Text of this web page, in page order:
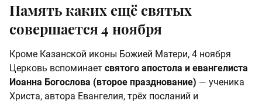
Память каких ещё святых
совершается 4 ноября
Кроме Казанской иконы Божией Матери, 4 ноября
Церковь вспоминает святого апостола и евангелиста
Иоанна Богослова (второе празднование) — ученика
Христа, автора Евангелия, трёх посланий и